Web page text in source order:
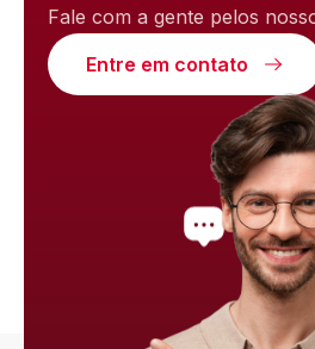
Fale com a gente pelos
Entre em contato